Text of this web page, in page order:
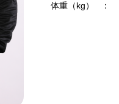
体重（kg） ：